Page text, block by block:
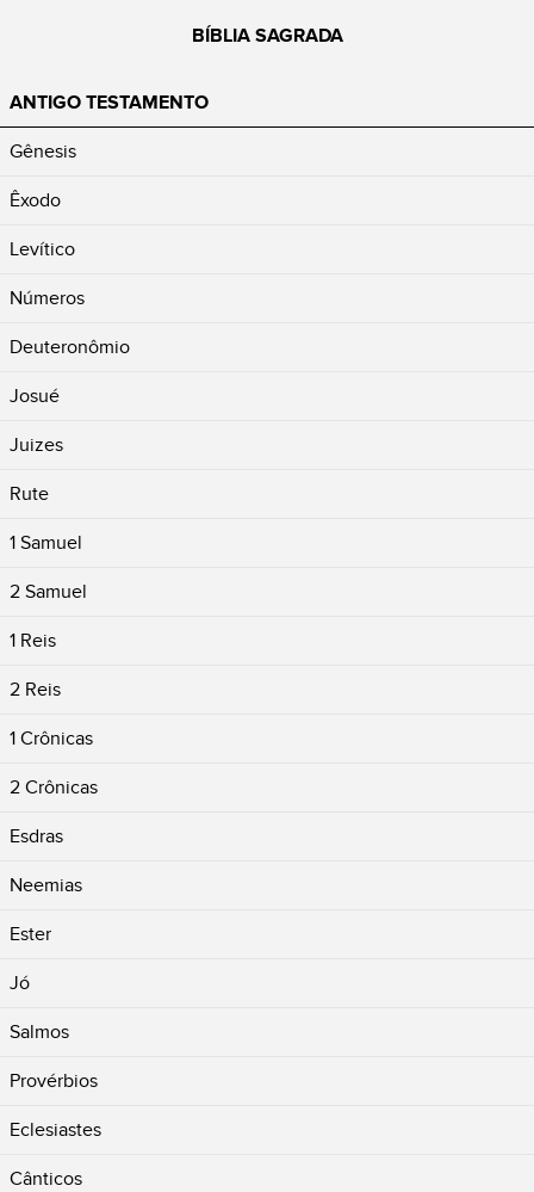
BÍBLIA SAGRADA
ANTIGO TESTAMENTO
Gênesis
Êxodo
Levítico
Números
Deuteronômio
Josué
Juizes
Rute
1 Samuel
2 Samuel
1 Reis
2 Reis
1 Crônicas
2 Crônicas
Esdras
Neemias
Ester
Jó
Salmos
Provérbios
Eclesiastes
Cânticos